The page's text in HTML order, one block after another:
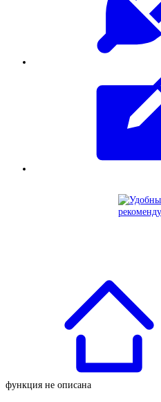
функция не описана